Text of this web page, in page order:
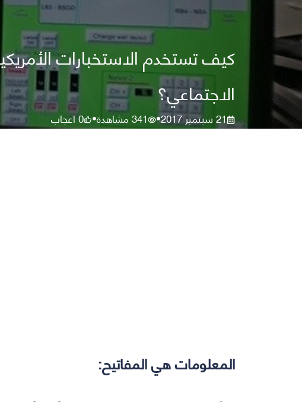
كيف تستخدم الاستخبارات
الاجتماعي؟
21 سبتمبر 2017 •
341مشاهدة•
0اعجاب
المعلومات هي المفاتيح: